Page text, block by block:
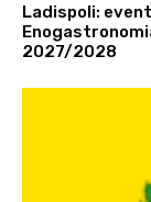
Ladispoli:
2027/2028